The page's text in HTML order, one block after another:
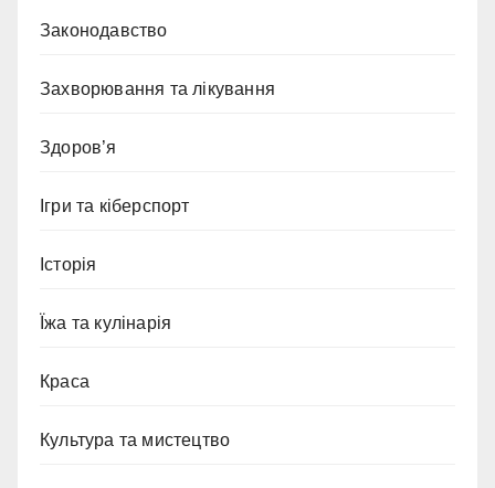
Законодавство
Захворювання та лікування
Здоров’я
Ігри та кіберспорт
Історія
Їжа та кулінарія
Краса
Культура та мистецтво